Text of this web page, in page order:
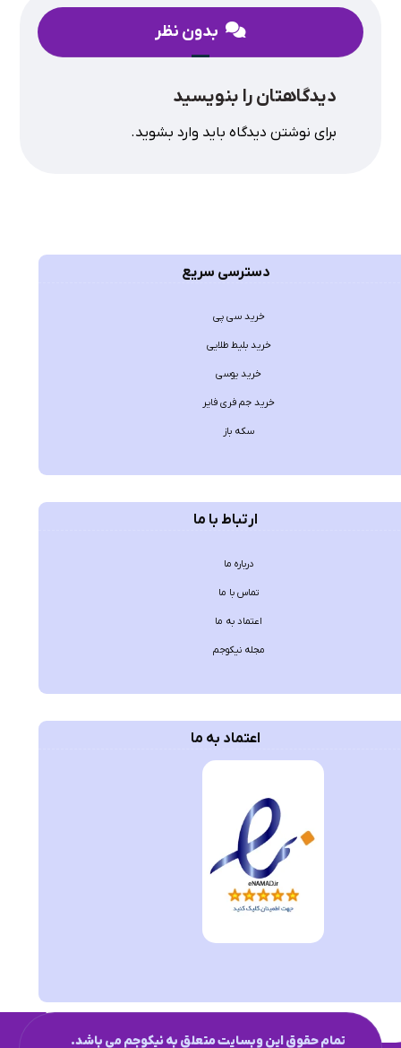
بدون نظر
دیدگاهتان را بنویسید
برای نوشتن دیدگاه باید وارد بشوید.
دسترسی سریع
خرید سی پی
خرید بلیط طلایی
خرید یوسی
خرید جم فری فایر
سکه باز
ارتباط با ما
درباره ما
تماس با ما
اعتماد به ما
مجله نیکوجم
اعتماد به ما
تمام حقوق این وبسایت متعلق به نیکوجم می باشد.